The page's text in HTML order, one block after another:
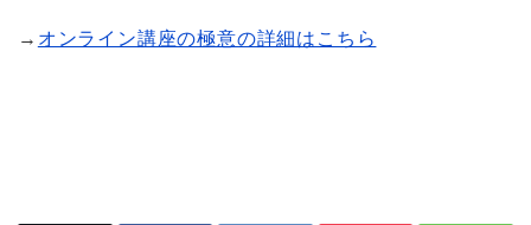
→ オンライン講座の極意の詳細はこちら